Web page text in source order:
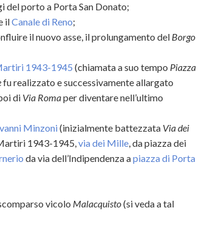
del porto a Porta San Donato;
ilCanale di Reno;
il nuovo asse, il prolungamento del Borgo
1943-1945 (chiamata a suo tempo Piazza
fu realizzato e successivamente allargato
di Via Romaper diventare nell’ultimo
Minzoni(inizialmente battezzata Via dei
1943-1945,via dei Mille, da piazza dei
da via dell’Indipendenza apiazza di Porta
vicolo Malacquisto(si veda a tal